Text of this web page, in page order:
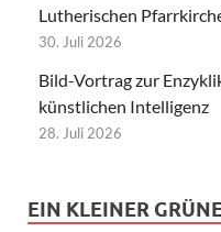
Lutherischen
30. Juli 2026
Bild-Vortrag zur
künstlichen Intelligenz
28. Juli 2026
EIN KLEINER